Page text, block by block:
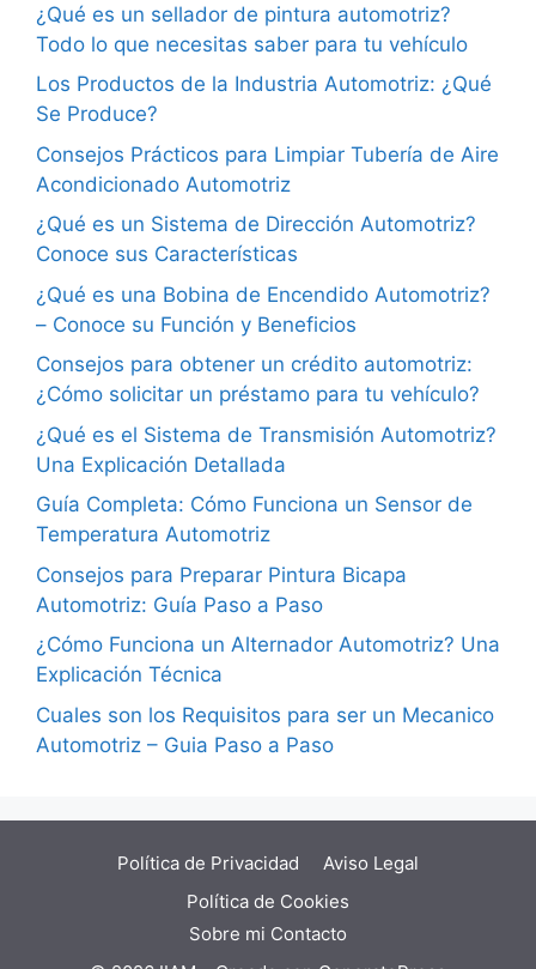
¿Qué es un sellador de pintura automotriz?
Todo lo que necesitas saber para tu vehículo
Los Productos de la Industria Automotriz: ¿Qué
Se Produce?
Consejos Prácticos para Limpiar Tubería de Aire
Acondicionado Automotriz
¿Qué es un Sistema de Dirección Automotriz?
Conoce sus Características
¿Qué es una Bobina de Encendido Automotriz?
– Conoce su Función y Beneficios
Consejos para obtener un crédito automotriz:
¿Cómo solicitar un préstamo para tu vehículo?
¿Qué es el Sistema de Transmisión Automotriz?
Una Explicación Detallada
Guía Completa: Cómo Funciona un Sensor de
Temperatura Automotriz
Consejos para Preparar Pintura Bicapa
Automotriz: Guía Paso a Paso
¿Cómo Funciona un Alternador Automotriz? Una
Explicación Técnica
Cuales son los Requisitos para ser un Mecanico
Automotriz – Guia Paso a Paso
Política de Privacidad
Aviso Legal
Política de Cookies
Sobre mi Contacto